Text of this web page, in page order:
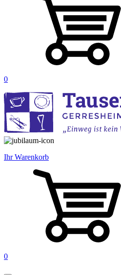
0
Ihr Warenkorb
0